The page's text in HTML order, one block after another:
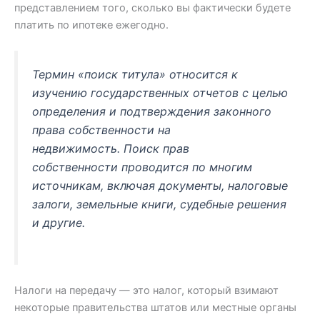
представлением того, сколько вы фактически будете
платить по ипотеке ежегодно.
Термин «поиск титула» относится к
изучению государственных отчетов с целью
определения и подтверждения законного
права собственности на
недвижимость. Поиск прав
собственности проводится по многим
источникам, включая документы, налоговые
залоги, земельные книги, судебные решения
и другие.
Налоги на передачу — это налог, который взимают
некоторые правительства штатов или местные органы